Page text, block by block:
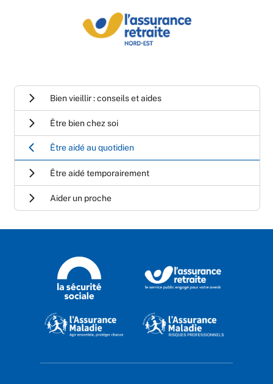
Bien vieillir : conseils et aides
Être bien chez soi
Être aidé au quotidien
Être aidé temporairement
Aider un proche